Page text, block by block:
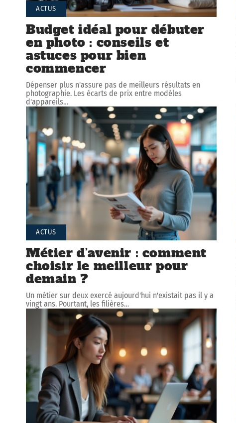
ACTUS
Budget idéal pour débuter
en photo : conseils et
astuces pour bien
commencer
Dépenser plus n'assure pas de meilleurs résultats en
photographie. Les écarts de prix entre modèles
d'appareils…
ACTUS
Métier d’avenir : comment
choisir le meilleur pour
demain ?
Un métier sur deux exercé aujourd'hui n'existait pas il y a
vingt ans. Pourtant, les filières…